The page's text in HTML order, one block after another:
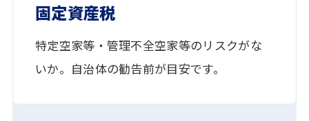
固定資産税
特定空家等・管理不全空家等のリスクがな
いか。自治体の勧告前が目安です。